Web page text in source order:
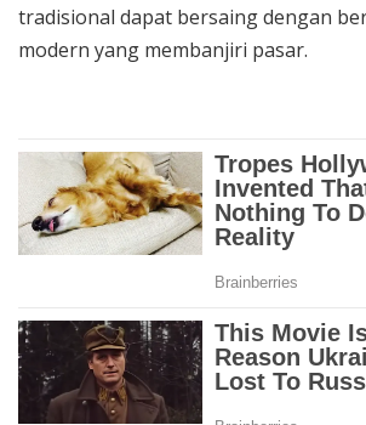
tradisional dapat bersaing dengan
modern yang membanjiri pasar.